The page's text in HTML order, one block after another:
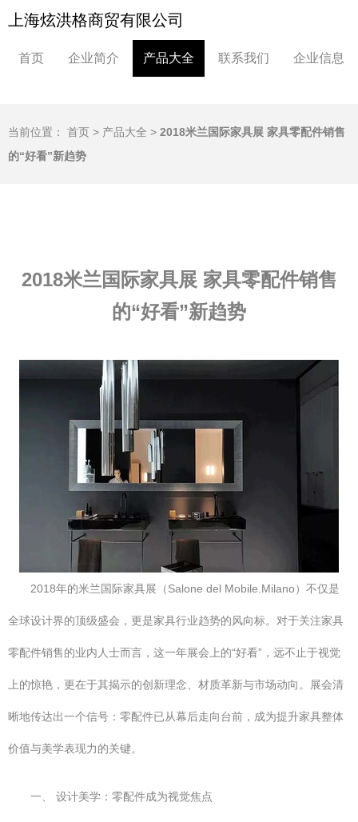
上海炫洪格商贸有限公司
首页 企业简介 产品大全 联系我们 企业信息
当前位置： 首页 > 产品大全 > 2018米兰国际家具展 家具零配件销售
的“好看”新趋势
2018米兰国际家具展 家具零配件销售
的“好看”新趋势
2018年的米兰国际家具展（Salone del Mobile.Milano）不仅是
全球设计界的顶级盛会，更是家具行业趋势的风向标。对于关注家具
零配件销售的业内人士而言，这一年展会上的“好看”，远不止于视觉
上的惊艳，更在于其揭示的创新理念、材质革新与市场动向。展会清
晰地传达出一个信号：零配件已从幕后走向台前，成为提升家具整体
价值与美学表现力的关键。
一、 设计美学：零配件成为视觉焦点